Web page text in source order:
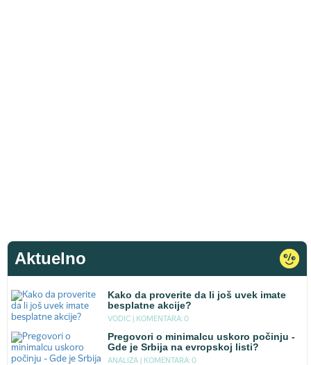
Aktuelno
Kako da proverite da li još uvek imate
besplatne akcije?
VODIC | KOMENTARA: 0
Pregovori o minimalcu uskoro počinju -
Gde je Srbija na evropskoj listi?
ANALIZA | KOMENTARA: 0